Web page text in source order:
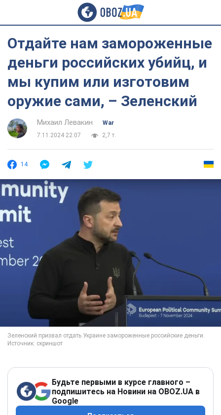
Отдайте нам замороженные
деньги российских убийц, и
мы купим или изготовим
оружие сами, – Зеленский
Михаил Левакин
War
7.11.2024 22:07
2,7 т.
14
Будьте первыми в курсе главного –
подпишитесь на Новини на OBOZ.UA в
Google